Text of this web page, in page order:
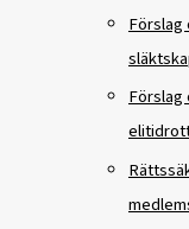
Förslag
Förslag